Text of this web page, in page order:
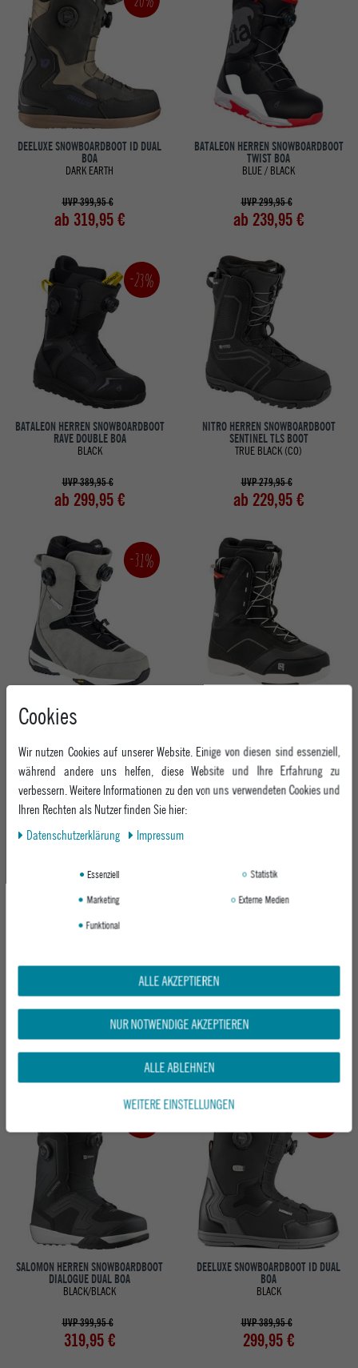
DEELUXE SNOWBOARDBOOT ID DUAL
BOA
DARK EARTH
UVP 399,95 €
ab 319,95 €
BATALEON HERREN SNOWBOARDBOOT
TWIST BOA
BLUE / BLACK
UVP 299,95 €
ab 239,95 €
-23%
BATALEON HERREN SNOWBOARDBOOT
RAVE DOUBLE BOA
BLACK
UVP 389,95 €
ab 299,95 €
NITRO HERREN SNOWBOARDBOOT
SENTINEL TLS BOOT
TRUE BLACK (CO)
UVP 279,95 €
ab 229,95 €
-31%
NITRO HERREN SNOWBOARDBOOT
CHASE DUAL BOA
399,95 €
UVP 239,95 €
ab 199,95 €
-20%
NITRO HERREN SNOWBOARDBOOT
TEAM PRO MK TLS
BLACK
UVP 519,95 €
414,95 €
SALOMON HERREN SNOWBOARDBOOT
FACTION BOA
BLACK/BLACK/RAINY
UVP 259,95 €
179,95 €
SALOMON HERREN SNOWBOARDBOOT
DIALOGUE DUAL BOA
BLACK/BLACK
UVP 399,95 €
319,95 €
DEELUXE SNOWBOARDBOOT ID DUAL
BOA
BLACK
UVP 389,95 €
299,95 €
Cookies
Wir nutzen Cookies auf unserer Website. Einige von diesen sind essenziell,
während andere uns helfen, diese Website und Ihre Erfahrung zu
verbessern. Weitere Informationen zu den von uns verwendeten Cookies und
Ihren Rechten als Nutzer finden Sie hier:
Daten­schutz­erklärung
Impressum
Essenziell
Statistik
Marketing
Externe Medien
Funktional
ALLE AKZEPTIEREN
NUR NOTWENDIGE AKZEPTIEREN
ALLE ABLEHNEN
WEITERE EINSTELLUNGEN